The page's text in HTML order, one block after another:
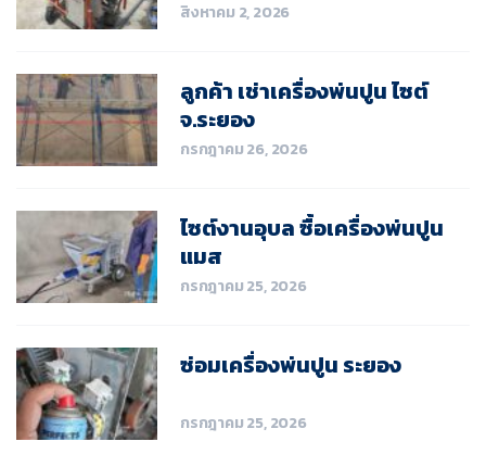
สิงหาคม 2, 2026
กรกฎาคม 26, 2026
ลูกค้า เช่าเครื่องพ่นปูน ไซต์
จ.ระยอง
กรกฎาคม 25, 2026
ไซต์งานอุบล ซื้อเครื่องพ่นปูน
แมส
กรกฎาคม 25, 2026
ซ่อมเครื่องพ่นปูน ระยอง